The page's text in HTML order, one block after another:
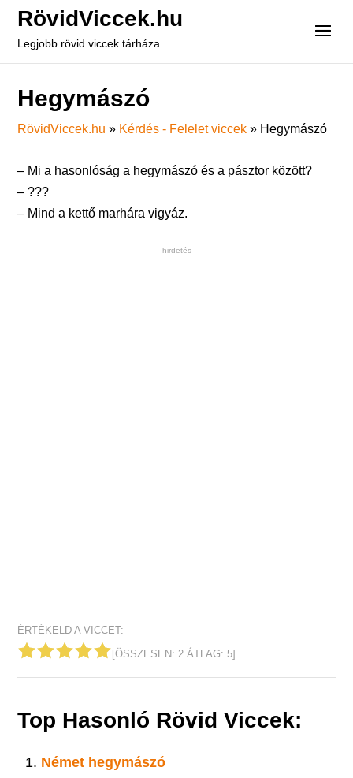
RövidViccek.hu
Legjobb rövid viccek tárháza
Hegymászó
RövidViccek.hu » Kérdés - Felelet viccek » Hegymászó
– Mi a hasonlóság a hegymászó és a pásztor között?
– ???
– Mind a kettő marhára vigyáz.
hirdetés
ÉRTÉKELD A VICCET:
[ÖSSZESEN:2 ÁTLAG:5]
Top Hasonló Rövid Viccek:
Német hegymászó